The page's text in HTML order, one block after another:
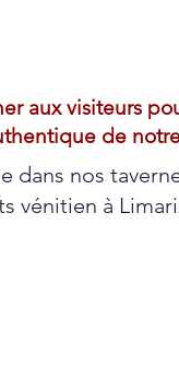
aux visiteurs
de
dans nos
vénitien à